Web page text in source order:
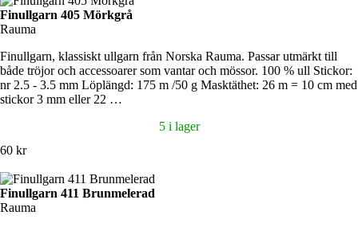
Finullgarn 405 Mörkgrå
Rauma
Finullgarn, klassiskt ullgarn från Norska Rauma. Passar utmärkt till
både tröjor och accessoarer som vantar och mössor. 100 % ull Stickor:
nr 2.5 - 3.5 mm Löplängd: 175 m /50 g Masktäthet: 26 m = 10 cm med
stickor 3 mm eller 22 …
5 i lager
60 kr
Finullgarn 411 Brunmelerad
Rauma